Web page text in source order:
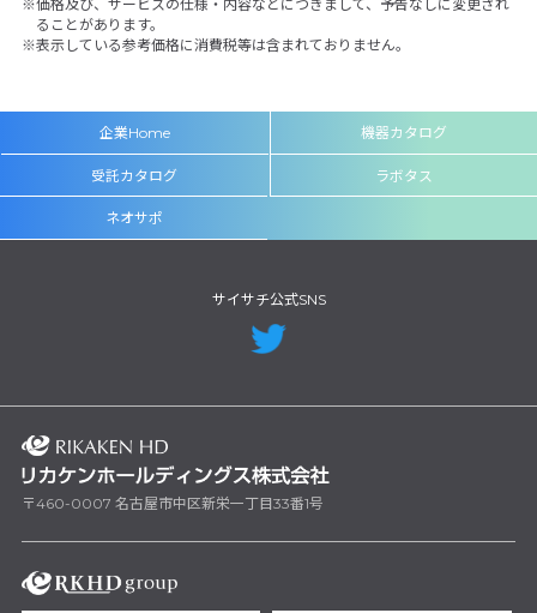
価格及び、サービスの仕様・内容などにつきまして、予告なしに変更され
ることがあります。
表示している参考価格に消費税等は含まれておりません。
企業Home 機器カタログ
受託カタログ ラボタス
ネオサポ
サイサチ公式SNS
〒460-0007 名古屋市中区新栄一丁目33番1号